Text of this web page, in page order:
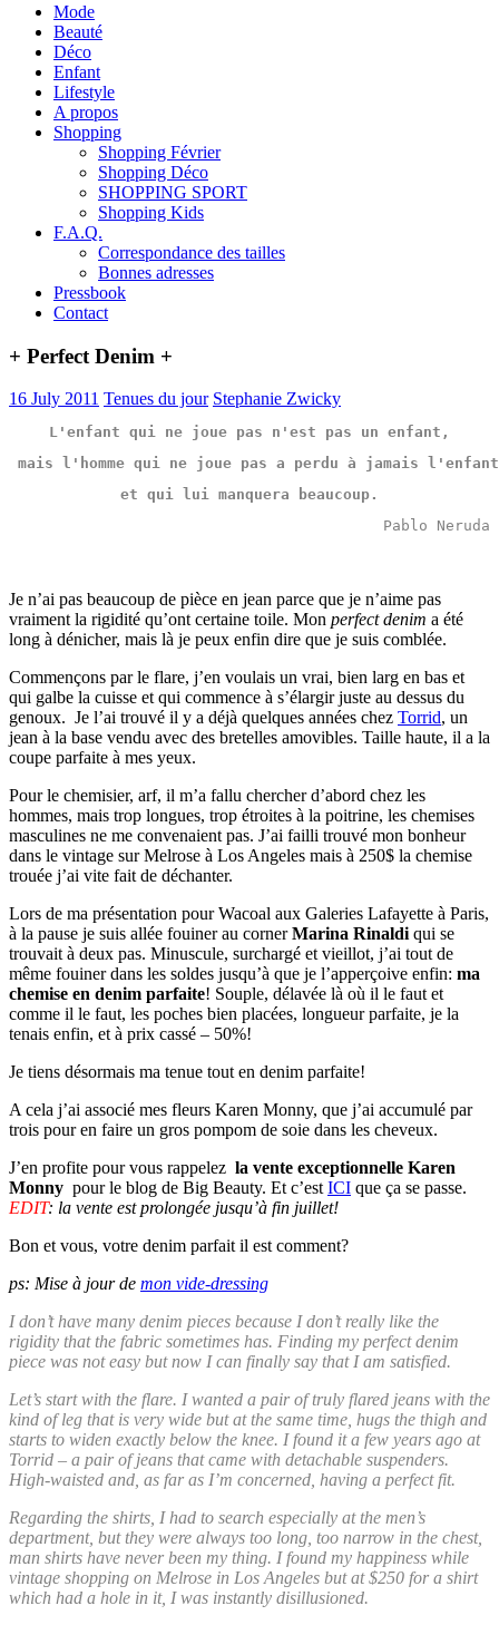
Mode
Beauté
Déco
Enfant
Lifestyle
A propos
Shopping
Shopping Février
Shopping Déco
SHOPPING SPORT
Shopping Kids
F.A.Q.
Correspondance des tailles
Bonnes adresses
Pressbook
Contact
+ Perfect Denim +
16 July 2011 Tenues du jour Stephanie Zwicky
L' enfant qui ne joue pas n'est pas un enfant ,
mais l' homme qui ne joue pas a perdu à jamais l' enfant
et qui lui manquera beaucoup .
Pablo Neruda
Je n’ai pas beaucoup de pièce en jean parce que je n’aime pas
vraiment la rigidité qu’ont certaine toile. Mon perfect denim a été
long à dénicher, mais là je peux enfin dire que je suis comblée.
Commençons par le flare, j’en voulais un vrai, bien larg en bas et
qui galbe la cuisse et qui commence à s’élargir juste au dessus du
genoux. Je l’ai trouvé il y a déjà quelques années chez Torrid, un
jean à la base vendu avec des bretelles amovibles. Taille haute, il a la
coupe parfaite à mes yeux.
Pour le chemisier, arf, il m’a fallu chercher d’abord chez les
hommes, mais trop longues, trop étroites à la poitrine, les chemises
masculines ne me convenaient pas. J’ai failli trouvé mon bonheur
dans le vintage sur Melrose à Los Angeles mais à 250$ la chemise
trouée j’ai vite fait de déchanter.
Lors de ma présentation pour Wacoal aux Galeries Lafayette à Paris,
à la pause je suis allée fouiner au cornerMarina Rinaldi qui se
trouvait à deux pas. Minuscule, surchargé et vieillot, j’ai tout de
même fouiner dans les soldes jusqu’à que je l’apperçoive enfin: ma
chemise en denim parfaite! Souple, délavée là où il le faut et
comme il le faut, les poches bien placées, longueur parfaite, je la
tenais enfin, et à prix cassé – 50%!
Je tiens désormais ma tenue tout en denim parfaite!
A cela j’ai associé mes fleurs Karen Monny, que j’ai accumulé par
trois pour en faire un gros pompom de soie dans les cheveux.
J’en profite pour vous rappelez la vente exceptionnelle Karen
Monny pour le blog de Big Beauty. Et c’est ICI que ça se passe.
EDIT: la vente est prolongée jusqu’à fin juillet!
Bon et vous, votre denim parfait il est comment?
ps: Mise à jour de mon vide-dressing
I don’t have many denim pieces because I don’t really like the
rigidity that the fabric sometimes has. Finding my perfect denim
piece was not easy but now I can finally say that I am satisfied.
Let’s start with the flare. I wanted a pair of truly flared jeans with the
kind of leg that is very wide but at the same time, hugs the thigh and
starts to widen exactly below the knee. I found it a few years ago at
Torrid – a pair of jeans that came with detachable suspenders.
High-waisted and, as far as I’m concerned, having a perfect fit.
Regarding the shirts, I had to search especially at the men’s
department, but they were always too long, too narrow in the chest,
man shirts have never been my thing. I found my happiness while
vintage shopping on Melrose in Los Angeles but at $250 for a shirt
which had a hole in it, I was instantly disillusioned.